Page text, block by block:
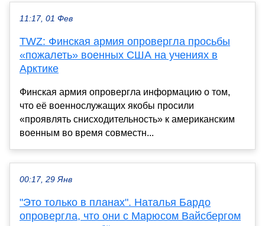
11:17, 01 Фев
TWZ: Финская армия опровергла просьбы
«пожалеть» военных США на учениях в
Арктике
Финская армия опровергла информацию о том,
что её военнослужащих якобы просили
«проявлять снисходительность» к американским
военным во время совместн...
00:17, 29 Янв
"Это только в планах". Наталья Бардо
опровергла, что они с Марюсом Вайсбергом